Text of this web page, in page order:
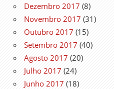
Dezembro 2017 (8)
Novembro 2017 (31)
Outubro 2017 (15)
Setembro 2017 (40)
Agosto 2017 (20)
Julho 2017 (24)
Junho 2017 (18)